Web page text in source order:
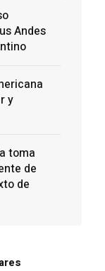
Andes
y
toma
de
de